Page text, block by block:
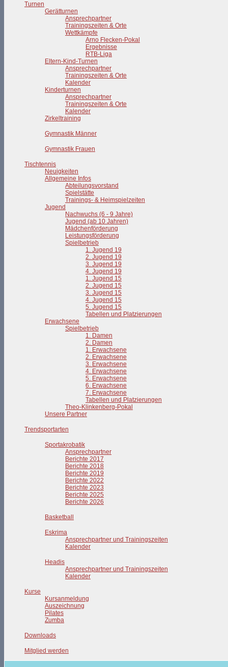
Turnen
Gerätturnen
Ansprechpartner
Trainingszeiten & Orte
Wettkämpfe
Arno Flecken-Pokal
Ergebnisse
RTB-Liga
Eltern-Kind-Turnen
Ansprechpartner
Trainingszeiten & Orte
Kalender
Kinderturnen
Ansprechpartner
Trainingszeiten & Orte
Kalender
Zirkeltraining
Gymnastik Männer
Gymnastik Frauen
Tischtennis
Neuigkeiten
Allgemeine Infos
Abteilungsvorstand
Spielstätte
Trainings- & Heimspielzeiten
Jugend
Nachwuchs (6 - 9 Jahre)
Jugend (ab 10 Jahren)
Mädchenförderung
Leistungsförderung
Spielbetrieb
1. Jugend 19
2. Jugend 19
3. Jugend 19
4. Jugend 19
1. Jugend 15
2. Jugend 15
3. Jugend 15
4. Jugend 15
5. Jugend 15
Tabellen und Platzierungen
Erwachsene
Spielbetrieb
1. Damen
2. Damen
1. Erwachsene
2. Erwachsene
3. Erwachsene
4. Erwachsene
5. Erwachsene
6. Erwachsene
7. Erwachsene
Tabellen und Platzierungen
Theo-Klinkenberg-Pokal
Unsere Partner
Trendsportarten
Sportakrobatik
Ansprechpartner
Berichte 2017
Berichte 2018
Berichte 2019
Berichte 2022
Berichte 2023
Berichte 2025
Berichte 2026
Basketball
Eskrima
Ansprechpartner und Trainingszeiten
Kalender
Headis
Ansprechpartner und Trainingszeiten
Kalender
Kurse
Kursanmeldung
Auszeichnung
Pilates
Zumba
Downloads
Mitglied werden